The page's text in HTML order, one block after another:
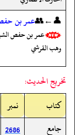
👤←👥عمر بن حفص
عمر بن حفص
وهب القرشي
تخريج الحديث:
کتاب
نمبر
جامع
2686